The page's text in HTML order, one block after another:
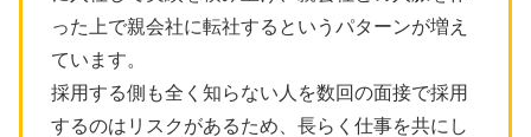
った上で親会社に転社するというパターンが増え
ています。
採用する側も全く知らない人を数回の面接で採用
するのはリスクがあるため、長らく仕事を共にし